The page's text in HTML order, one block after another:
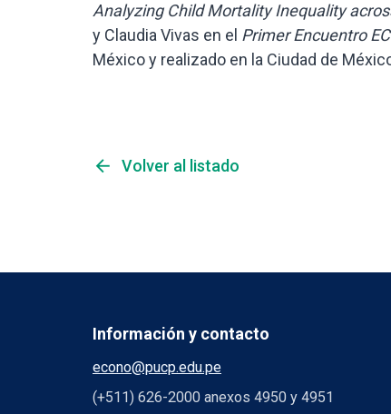
Analyzing Child Mortality Inequality
y Claudia Vivas en el Primer Encuentro
México y realizado en la Ciudad de
arrow_back Volver al listado
Información y contacto
econo@pucp.edu.pe
(+511) 626-2000 anexos 4950 y 4951